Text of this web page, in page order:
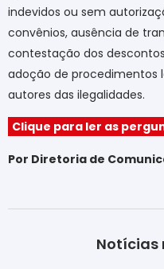
indevidos ou sem
convênios, ausência de
contestação dos
adoção de procedimentos
autores das ilegalidades.
Clique para ler as
Por Diretoria de
Notícias